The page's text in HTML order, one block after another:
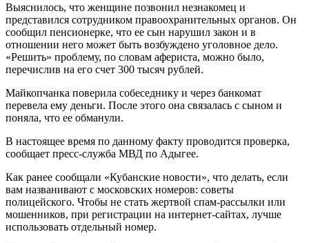
Выяснилось, что женщине позвонил незнакомец и
представился сотрудником правоохранительных органов. Он
сообщил пенсионерке, что ее сын нарушил закон и в
отношении него может быть возбуждено уголовное дело.
«Решить» проблему, по словам афериста, можно было,
перечислив на его счет 300 тысяч рублей.
Майкопчанка поверила собеседнику и через банкомат
перевела ему деньги. После этого она связалась с сыном и
поняла, что ее обманули.
В настоящее время по данному факту проводится проверка,
сообщает пресс-служба МВД по Адыгее.
Как ранее сообщали «Кубанские новости», что делать, если
вам названивают с московских номеров: советы
полицейского. Чтобы не стать жертвой спам-рассылки или
мошенников, при регистрации на интернет-сайтах, лучше
использовать отдельный номер.